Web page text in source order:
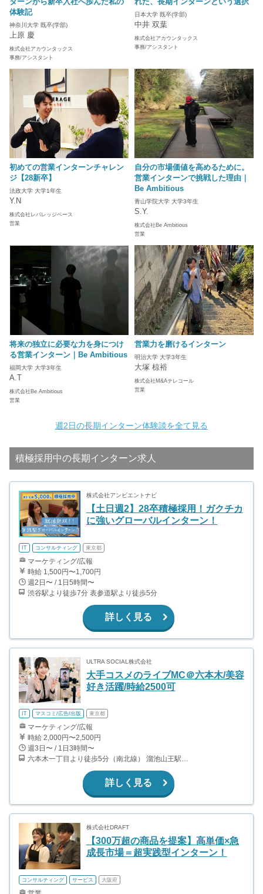
体験記
神奈川大学 既卒(学部)
上原 慶
株式会社アカウンタックス
事務/アシスタント
日本大学 既卒(学部)
中井 双葉
株式会社アカウンタックス
事務/アシスタント
初めての営業インターンチャレン
ジ【28新卒】
法政大学 大学1年生
Y.N
株式会社レバレッジベース
営業
自分の市場価値を高めるために。
営業インターンで挑戦した理由｜
Be Ambitious
青山学院大学 大学3年生
S.Y.
株式会社Be Ambitious
営業
将来の独立に必要な力を身につけ
る営業インターン｜Be Ambitious
福岡大学 大学3年生
A.T
株式会社Be Ambitious
営業
営業力を磨けるインターン
明治大学 大学3年生
大塚 椋裕
株式会社M&Aテレコール
営業
週2日の長期インターン体験談を全て見る
積極採用中の長期インターン求人
株式会社アンビエントナビ
【土日週2】28卒積極採用！ガクチカ
に強いグローバルインターン！
IT コンサルティング 東京都
マーケティング/広報
時給 1,500円〜1,700円
週2日〜 / 1日5時間〜
渋谷駅より徒歩7分 表参道駅より徒歩5分
詳しく見る
ULTRA SOCIAL株式会社
大手コスメのライブMC＠六本木/美容
好き活躍/時給2500可
IT マスコミ/広告/出版 東京都
マーケティング/広報
時給 2,000円〜2,500円
週3日〜 / 1日3時間〜
六本木一丁目より徒歩5分（南北線） 溜池山王駅より徒歩10分（銀座線） 六本木駅より徒歩12分（日比谷線）
詳しく見る
株式会社DRAFT
【300万超の商品を提案】高単価×急
成長市場＝超実践型インターン！
コンサルティング サービス 大阪府